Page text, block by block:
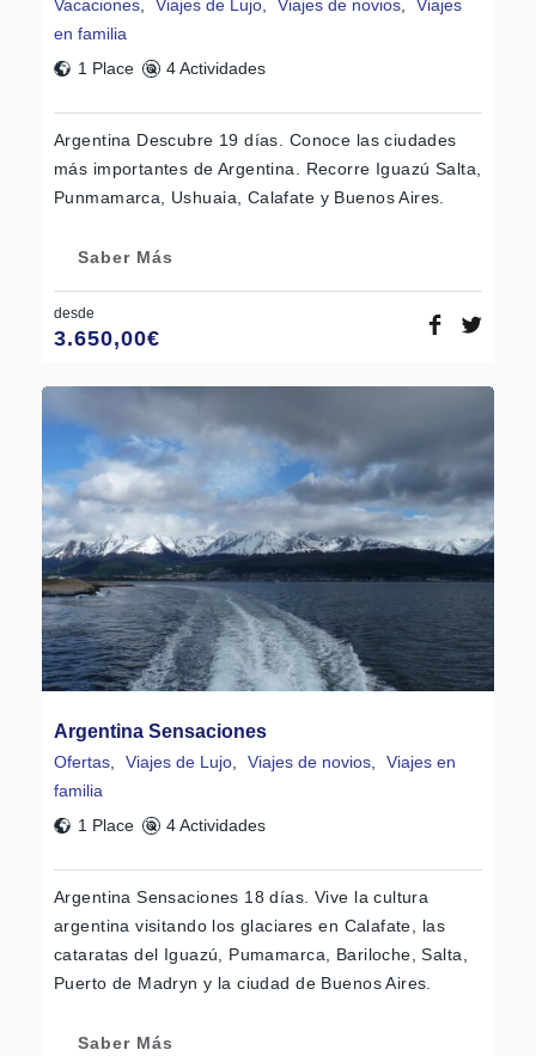
Vacaciones Viajes de Lujo Viajes de novios
Viajes
en familia
1 Place
4 Actividades
Argentina Descubre 19 días. Conoce las ciudades
más importantes de Argentina. Recorre Iguazú Salta,
Punmamarca, Ushuaia, Calafate y Buenos Aires.
Saber Más
desde
3.650,00€
Argentina Sensaciones
Ofertas Viajes de Lujo Viajes de novios
Viajes en
familia
1 Place
4 Actividades
Argentina Sensaciones 18 días. Vive la cultura
argentina visitando los glaciares en Calafate, las
cataratas del Iguazú, Pumamarca, Bariloche, Salta,
Puerto de Madryn y la ciudad de Buenos Aires.
Saber Más